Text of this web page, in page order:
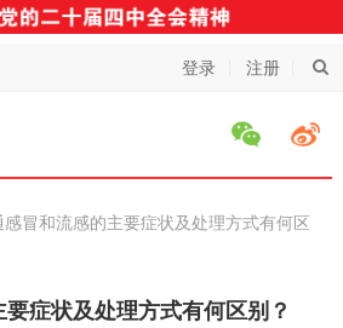
登录 注册
感冒和流感的主要症状及处理方式有何区
症状及处理方式有何区别？